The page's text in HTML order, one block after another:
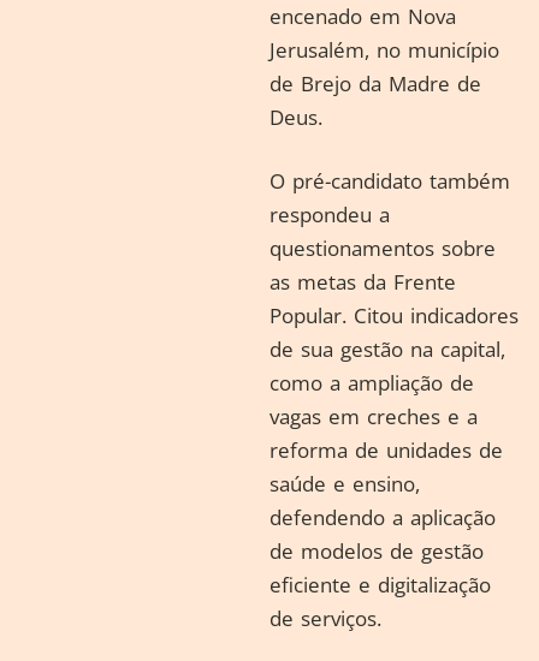
encenado em Nova
Jerusalém, no município
de Brejo da Madre de
Deus.
O pré-candidato também
respondeu a
questionamentos sobre
as metas da Frente
Popular. Citou indicadores
de sua gestão na capital,
como a ampliação de
vagas em creches e a
reforma de unidades de
saúde e ensino,
defendendo a aplicação
de modelos de gestão
eficiente e digitalização
de serviços.